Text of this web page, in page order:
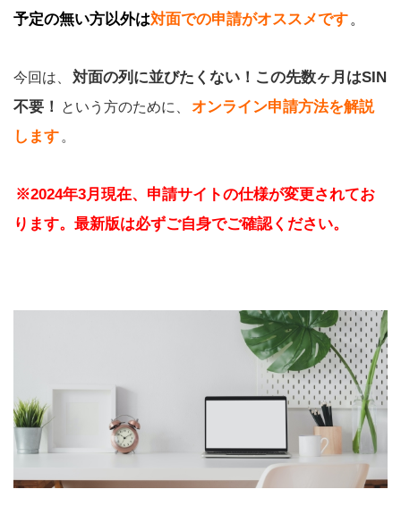
予定の無い方以外は対面での申請がオススメです 。
今回は、
対面の列に並びたくない！この先数ヶ月はSIN
不要！
という方のために、
オンライン申請方法を解説
します 。
※2024年3月現在、申請サイトの仕様が変更されてお
ります。最新版は必ずご自身でご確認ください。